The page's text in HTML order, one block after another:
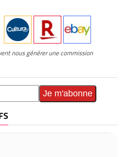
nous générer une commission